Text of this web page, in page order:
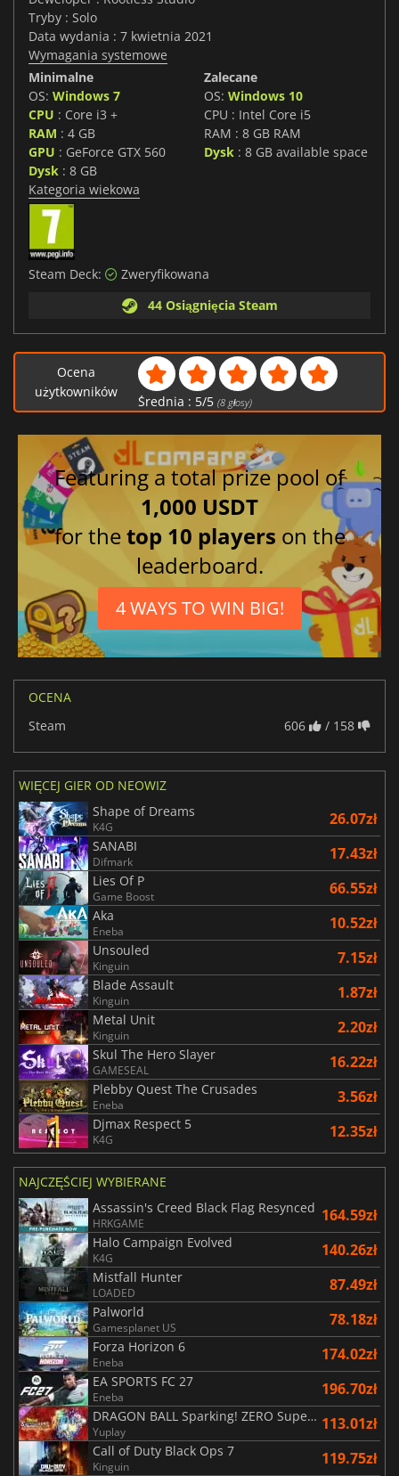
Tryby : Solo
Data wydania : 7 kwietnia 2021
Wymagania systemowe
Minimalne
OS: Windows 7
CPU : Core i3 +
RAM : 4 GB
GPU : GeForce GTX 560
Dysk : 8 GB
Zalecane
OS: Windows 10
CPU : Intel Core i5
RAM : 8 GB RAM
Dysk : 8 GB available space
Kategoria wiekowa
Steam Deck:
Zweryfikowana
44 Osiągnięcia Steam
Ocena
użytkowników
Średnia : 5/5 (8głosy)
Featuring a total prize pool of
1,000 USDT
for thetop 10 players on the
leaderboard.
4 WAYS TO WIN BIG!
OCENA
Steam
606 / 158
WIĘCEJ GIER OD NEOWIZ
Shape of Dreams
K4G 26.07zł
SANABI
Difmark 17.43zł
Lies Of P
Game Boost 66.55zł
Aka
Eneba 10.52zł
Unsouled
Kinguin 7.15zł
Blade Assault
Kinguin 1.87zł
Metal Unit
Kinguin 2.20zł
Skul The Hero Slayer
GAMESEAL 16.22zł
Plebby Quest The Crusades
Eneba 3.56zł
Djmax Respect 5
K4G 12.35zł
NAJCZĘŚCIEJ WYBIERANE
Assassin's Creed Black Flag Resynced
HRKGAME 164.59zł
Halo Campaign Evolved
K4G 140.26zł
Mistfall Hunter
LOADED 87.49zł
Palworld
Gamesplanet US 78.18zł
Forza Horizon 6
Eneba 174.02zł
EA SPORTS FC 27
Eneba 196.70zł
DRAGON BALL Sparking! ZERO Super Limit Breaking NEO
Yuplay 113.01zł
Call of Duty Black Ops 7
Kinguin 119.75zł